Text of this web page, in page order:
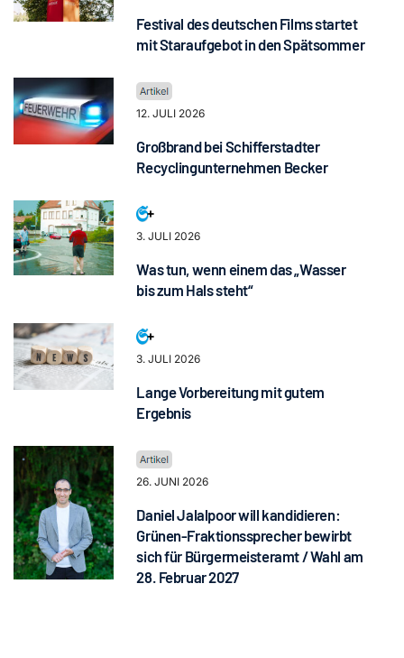
Festival des deutschen Films startet
mit Staraufgebot in den Spätsommer
12. JULI 2026
Großbrand bei Schifferstadter
Recyclingunternehmen Becker
3. JULI 2026
Was tun, wenn einem das „Wasser
bis zum Hals steht“
3. JULI 2026
Lange Vorbereitung mit gutem
Ergebnis
26. JUNI 2026
Daniel Jalalpoor will kandidieren:
Grünen-Fraktionssprecher bewirbt
sich für Bürgermeisteramt / Wahl am
28. Februar 2027